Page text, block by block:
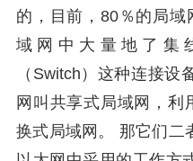
的，目前，80％的局域
域网中大量地了集
（Switch）这种连接
网叫共享式局域网，利
换式局域网。 那它们二